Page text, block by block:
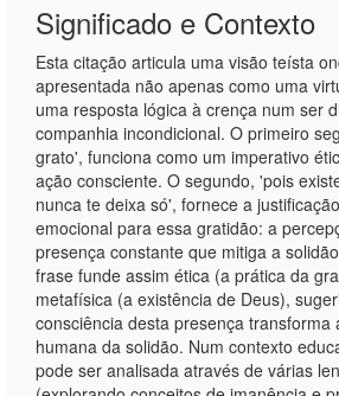
Significado e Contexto
Esta citação articula uma visão teísta
apresentada não apenas como uma
uma resposta lógica à crença num ser
companhia incondicional. O primeiro
grato', funciona como um imperativo
ação consciente. O segundo, 'pois
nunca te deixa só', fornece a
emocional para essa gratidão: a
presença constante que mitiga a
frase funde assim ética (a prática da
metafísica (a existência de Deus),
consciência desta presença transforma
humana da solidão. Num contexto
pode ser analisada através de várias